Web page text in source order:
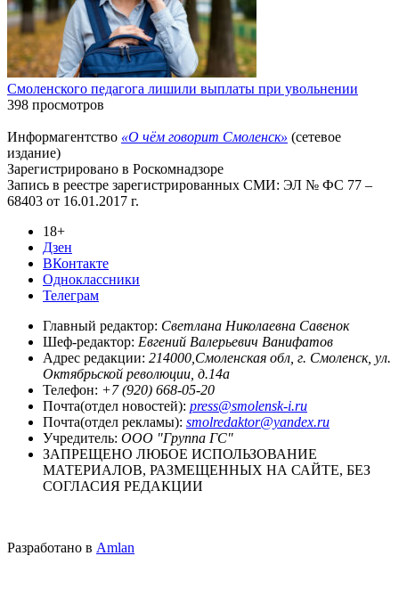
Смоленского педагога лишили выплаты при увольнении
398 просмотров
Информагентство «О чём говорит Смоленск» (сетевое
издание)
Зарегистрировано в Роскомнадзоре
Запись в реестре зарегистрированных СМИ: ЭЛ № ФС 77 –
68403 от 16.01.2017 г.
18+
Дзен
ВКонтакте
Одноклассники
Телеграм
Главный редактор: Светлана Николаевна Савенок
Шеф-редактор: Евгений Валерьевич Ванифатов
Адрес редакции: 214000,Смоленская обл, г. Смоленск, ул.
Октябрьской революции, д.14а
Телефон: +7 (920) 668-05-20
Почта(отдел новостей): press@smolensk-i.ru
Почта(отдел рекламы): smolredaktor@yandex.ru
Учредитель: ООО "Группа ГС"
ЗАПРЕЩЕНО ЛЮБОЕ ИСПОЛЬЗОВАНИЕ
МАТЕРИАЛОВ, РАЗМЕЩЕННЫХ НА САЙТЕ, БЕЗ
СОГЛАСИЯ РЕДАКЦИИ
Разработано в Amlan